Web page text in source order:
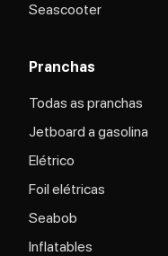
Seascooter
Pranchas
Todas as pranchas
Jetboard a gasolina
Elétrico
Foil elétricas
Seabob
Inflatables